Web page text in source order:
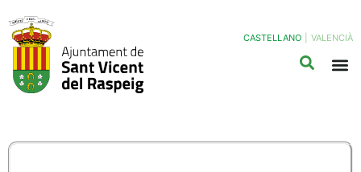
CASTELLANO VALENCIÀ